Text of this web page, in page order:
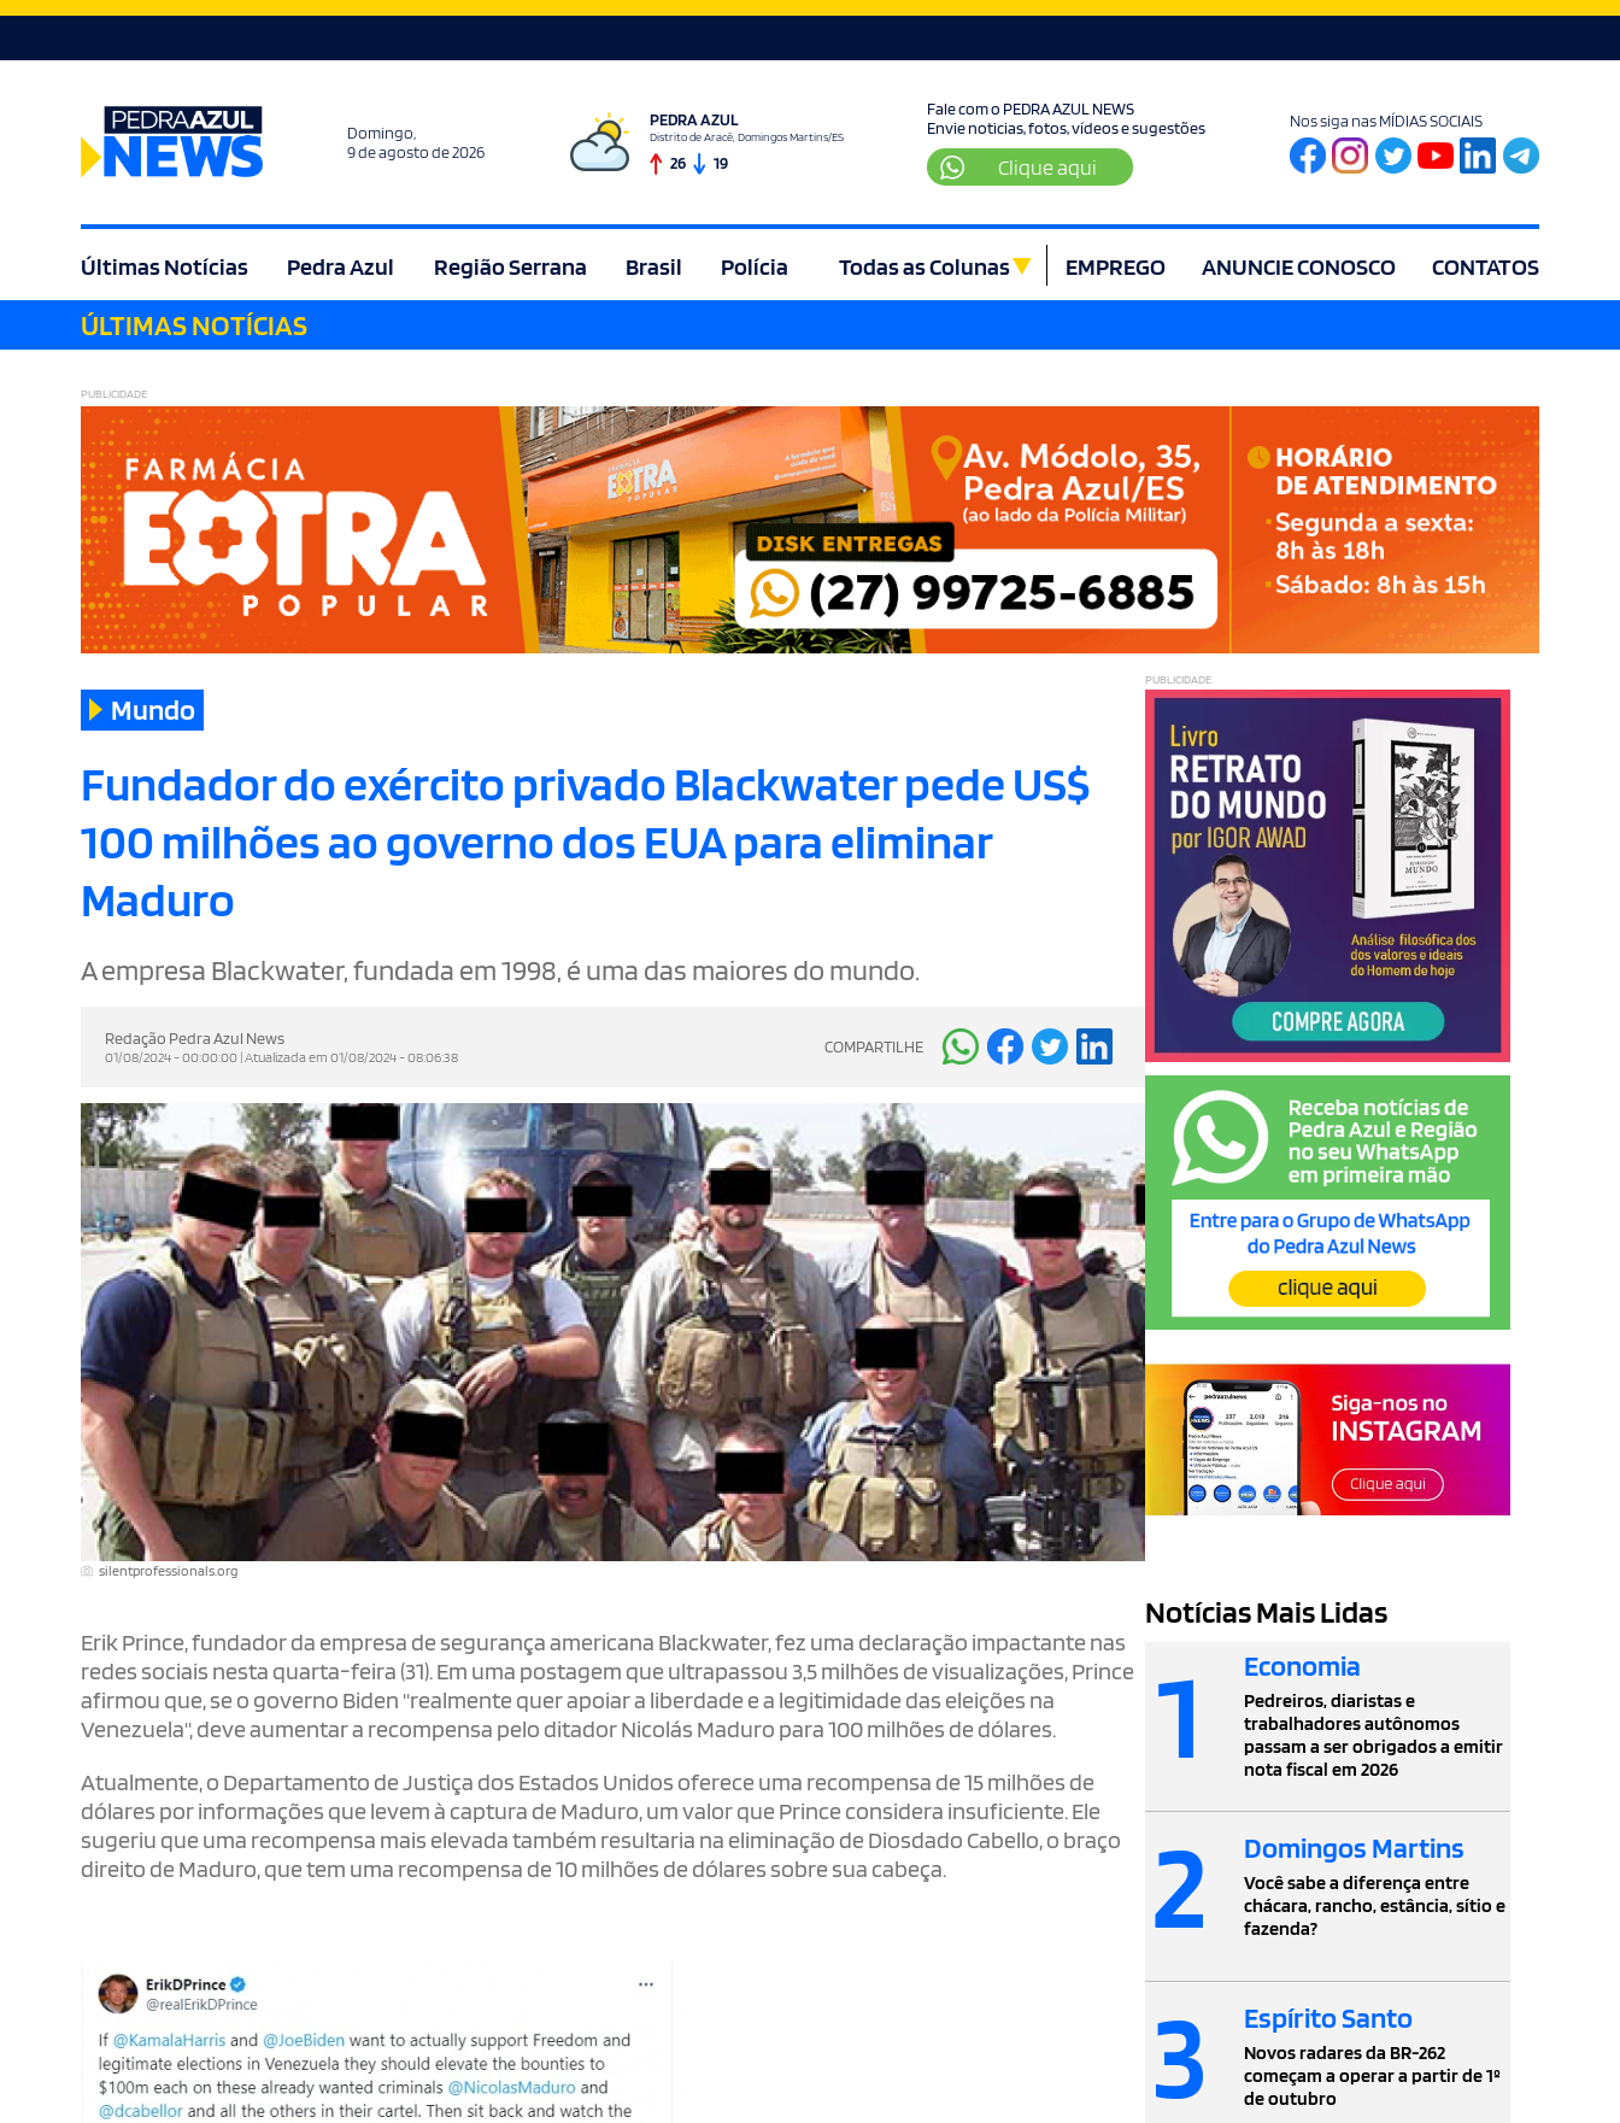
Domingo,
9 de agosto de 2026
PEDRA AZUL
Distrito de Aracê, Domingos Martins/ES
26 19
Fale com o PEDRA AZUL NEWS
Envie noticias, fotos, vídeos e sugestões
Clique aqui
Nos siga nas MÍDIAS SOCIAIS
Últimas Notícias Pedra Azul Região Serrana Brasil Polícia Todas as Colunas
Agricultura
EMPREGO ANUNCIE CONOSCO CONTATOS
ÚLTIMAS NOTÍCIAS
PUBLICIDADE
Mundo
Fundador do exército privado Blackwater pede US$
100 milhões ao governo dos EUA para eliminar
Maduro
A empresa Blackwater, fundada em 1998, é uma das maiores do mundo.
Redação Pedra Azul News
01/08/2024 - 00:00:00 | Atualizada em 01/08/2024 - 08:06:38 COMPARTILHE
silentprofessionals.org
Erik Prince, fundador da empresa de segurança americana Blackwater, fez uma declaração impactante nas
redes sociais nesta quarta-feira (31). Em uma postagem que ultrapassou 3,5 milhões de visualizações, Prince
afirmou que, se o governo Biden "realmente quer apoiar a liberdade e a legitimidade das eleições na
Venezuela", deve aumentar a recompensa pelo ditador Nicolás Maduro para 100 milhões de dólares.
Atualmente, o Departamento de Justiça dos Estados Unidos oferece uma recompensa de 15 milhões de
dólares por informações que levem à captura de Maduro, um valor que Prince considera insuficiente. Ele
sugeriu que uma recompensa mais elevada também resultaria na eliminação de Diosdado Cabello, o braço
direito de Maduro, que tem uma recompensa de 10 milhões de dólares sobre sua cabeça.
PUBLICIDADE
Notícias Mais Lidas
1 Economia
Pedreiros, diaristas e
trabalhadores autônomos
passam a ser obrigados a emitir
nota fiscal em 2026
2 Domingos Martins
Você sabe a diferença entre
chácara, rancho, estância, sítio e
fazenda?
3 Espírito Santo
Novos radares da BR-262
começam a operar a partir de 1º
de outubro